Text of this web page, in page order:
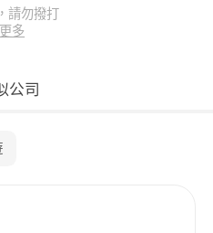
請勿撥打
多
公司